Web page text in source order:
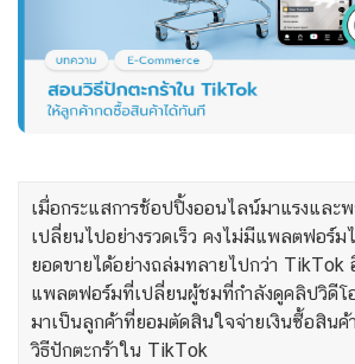
เมื่อกระแสการช้อปปิ้งออนไลน์มาแรงและ
เปลี่ยนไปอย่างรวดเร็ว คงไม่มีแพลตฟอร์ม
ยอดขายได้อย่างถล่มทลายไปกว่า TikTok
แพลตฟอร์มที่เปลี่ยนผู้ชมที่กำลังดูคลิปวิดี
มาเป็นลูกค้าที่ยอมตัดสินใจจ่ายเงินซื้อสิน
วิธีปักตะกร้าใน TikTok